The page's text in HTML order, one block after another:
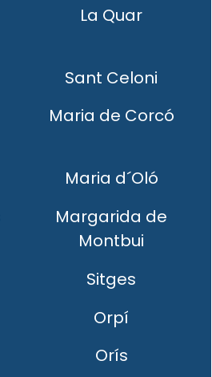
La Quar
Sant Celoni
Maria de Corcó
Maria d´Oló
Margarida de
Montbui
Sitges
Orpí
Orís